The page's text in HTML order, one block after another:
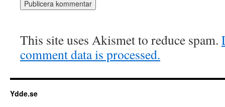
This site uses Akismet to reduce spam.
comment data is processed.
Ydde.se